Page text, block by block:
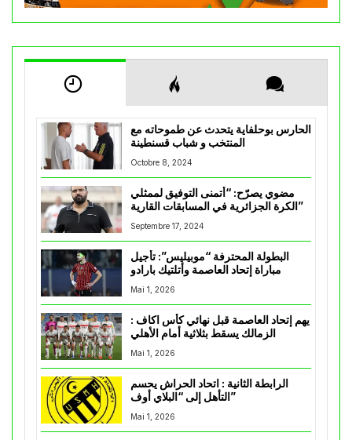
الحارس بوحلفاية يتحدث عن طموحاته مع
المنتخب و شباب قسنطينة
Octobre 8, 2024
مضوي يصرّح: “أتمنى التوفيق لممثلي
الكرة الجزائرية في المسابقات القارية”
Septembre 17, 2024
البطولة المحترفة “موبيليس”: تأجيل
مباراة إتحاد العاصمة وأتلتيك بارادو
Mai 1, 2026
يهم إتحاد العاصمة قبل نهائي كأس اكاف :
Mai 1, 2026
الرابطة الثانية : اتحاد الحراش يحسم
التأهل إلى “البلاي أوف”
Mai 1, 2026